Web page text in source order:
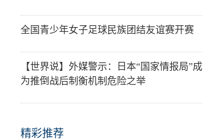
全国青少年女子足球民族团结友谊赛开赛
【世界说】外媒警示：日本“国家情报局”成
为推倒战后制衡机制危险之举
精彩推荐